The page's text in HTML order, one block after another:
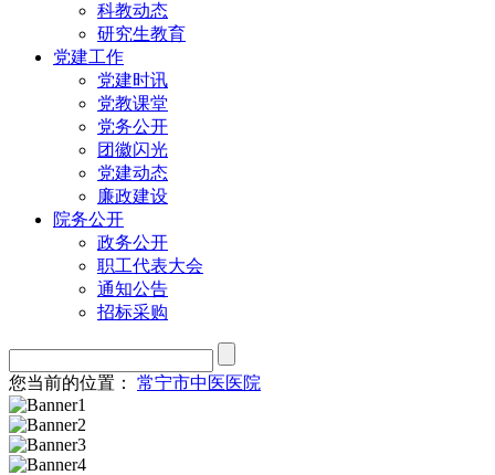
科教动态
研究生教育
党建工作
党建时讯
党教课堂
党务公开
团徽闪光
党建动态
廉政建设
院务公开
政务公开
职工代表大会
通知公告
招标采购
您当前的位置： 常宁市中医医院